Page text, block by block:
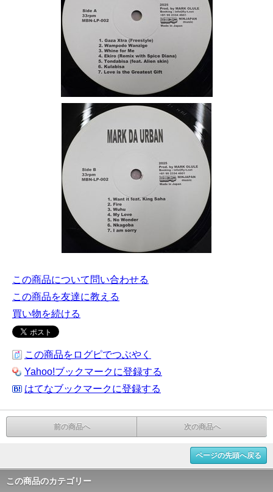
この商品について問い合わせる
この商品を友達に教える
買い物を続ける
この商品をログピでつぶやく
Yahoo!ブックマークに登録する
はてなブックマークに登録する
前の商品へ 次の商品へ
ページの先頭へ戻る
この商品のカテゴリー